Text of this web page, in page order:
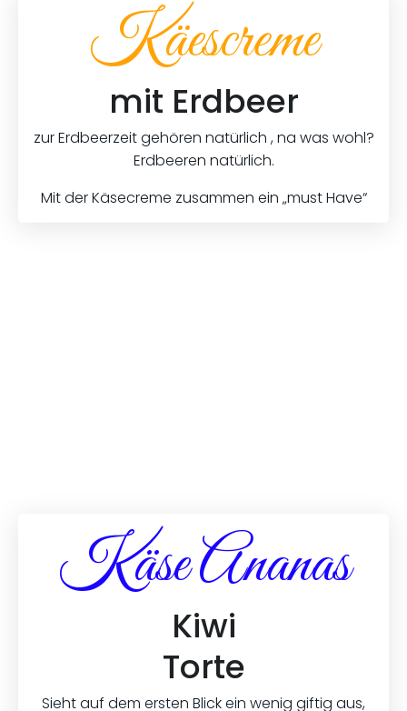
Käescreme
mit Erdbeer
zur Erdbeerzeit gehören natürlich , na was wohl?
Erdbeeren natürlich.
Mit der Käsecreme zusammen ein „must Have“
Käse Ananas
Kiwi
Torte
Sieht auf dem ersten Blick ein wenig giftig aus,